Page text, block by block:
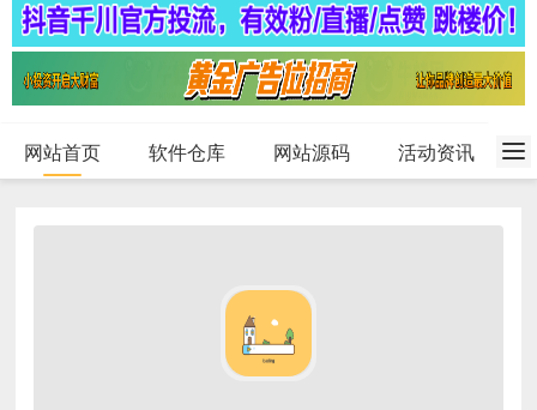
网站首页 软件仓库 网站源码 活动资讯